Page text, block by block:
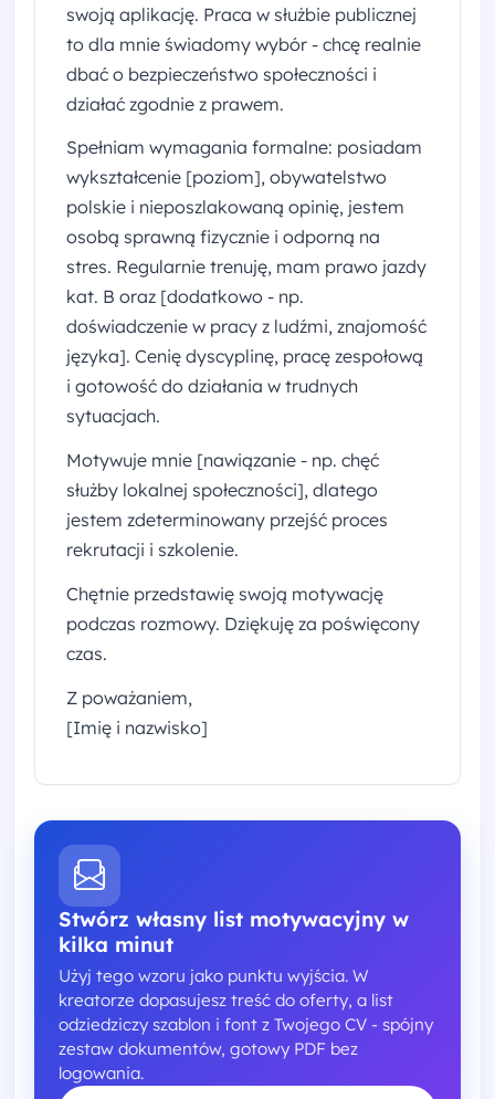
swoją aplikację. Praca w służbie publicznej
to dla mnie świadomy wybór - chcę realnie
dbać o bezpieczeństwo społeczności i
działać zgodnie z prawem.
Spełniam wymagania formalne: posiadam
wykształcenie [poziom], obywatelstwo
polskie i nieposzlakowaną opinię, jestem
osobą sprawną fizycznie i odporną na
stres. Regularnie trenuję, mam prawo jazdy
kat. B oraz [dodatkowo - np.
doświadczenie w pracy z ludźmi, znajomość
języka]. Cenię dyscyplinę, pracę zespołową
i gotowość do działania w trudnych
sytuacjach.
Motywuje mnie [nawiązanie - np. chęć
służby lokalnej społeczności], dlatego
jestem zdeterminowany przejść proces
rekrutacji i szkolenie.
Chętnie przedstawię swoją motywację
podczas rozmowy. Dziękuję za poświęcony
czas.
Z poważaniem,
[Imię i nazwisko]
Stwórz własny list motywacyjny w
kilka minut
Użyj tego wzoru jako punktu wyjścia. W
kreatorze dopasujesz treść do oferty, a list
odziedziczy szablon i font z Twojego CV - spójny
zestaw dokumentów, gotowy PDF bez
logowania.